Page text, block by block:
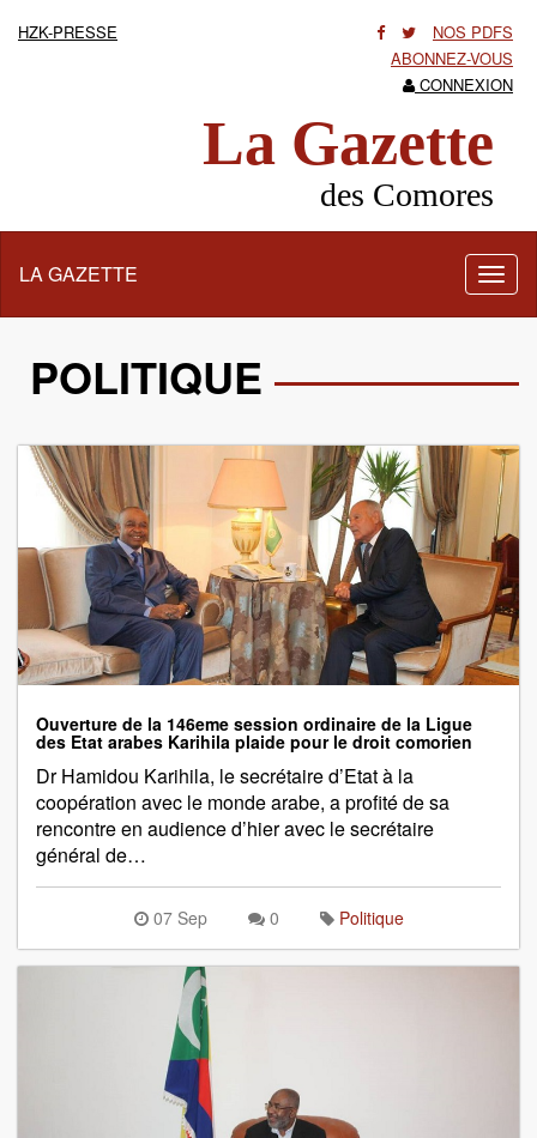
HZK-PRESSE
NOS PDFS
ABONNEZ-VOUS
CONNEXION
La Gazette
des Comores
la
LA GAZETTE
POLITIQUE
Ouverture de la 146eme session ordinaire de la Ligue
des Etat arabes Karihila plaide pour le droit comorien
Dr Hamidou Karihila, le secrétaire d’Etat à la
coopération avec le monde arabe, a profité de sa
rencontre en audience d’hier avec le secrétaire
général de…
07 Sep 0 Politique